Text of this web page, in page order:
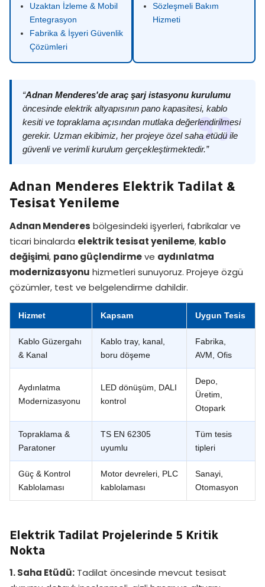
Uzaktan İzleme & Mobil
Entegrasyon
Fabrika & İşyeri Güvenlik
Çözümleri
Sözleşmeli Bakım
Hizmeti
“Adnan Menderes'de araç şarj istasyonu kurulumu
öncesinde elektrik altyapısının pano kapasitesi, kablo
kesiti ve topraklama açısından mutlaka değerlendirilmesi
gerekir. Uzman ekibimiz, her projeye özel saha etüdü ile
güvenli ve verimli kurulum gerçekleştirmektedir.”
Adnan Menderes Elektrik Tadilat &
Tesisat Yenileme
Adnan Menderes bölgesindeki işyerleri, fabrikalar ve
ticari binalarda elektrik tesisat yenileme, kablo
değişimi, pano güçlendirmeve aydınlatma
modernizasyonu hizmetleri sunuyoruz. Projeye özgü
çözümler, test ve belgelendirme dahildir.
Hizmet Kapsam Uygun Tesis
Kablo Güzergahı
& Kanal
Kablo tray, kanal,
boru döşeme
Fabrika,
AVM, Ofis
Aydınlatma
Modernizasyonu
LED dönüşüm, DALI
kontrol
Depo,
Üretim,
Otopark
Topraklama &
Paratoner
TS EN 62305
uyumlu
Tüm tesis
tipleri
Güç & Kontrol
Kablolaması
Motor devreleri, PLC
kablolaması
Sanayi,
Otomasyon
Elektrik Tadilat Projelerinde 5 Kritik
Nokta
1. Saha Etüdü: Tadilat öncesinde mevcut tesisat